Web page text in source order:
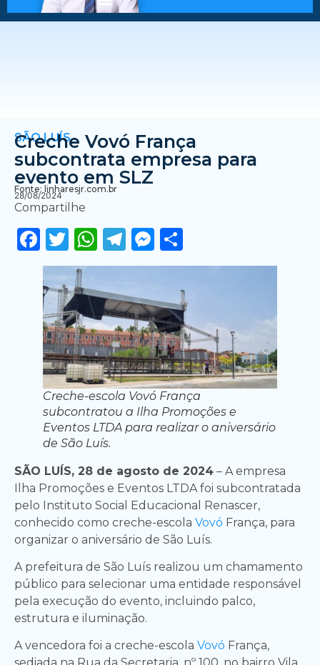
SÃO LUÍS
Creche Vovó França
subcontrata empresa para
evento em SLZ
Fonte: linharesjr.com.br
28/08/2024
Compartilhe
Facebook
Twitter
WhatsApp
Telegram
Messenger
Creche-escola Vovó França
subcontratou a Ilha Promoções e
Eventos LTDA para realizar o aniversário
de São Luís.
SÃO LUÍS, 28 de agosto de 2024 – A empresa
Ilha Promoções e Eventos LTDA foi subcontratada
pelo Instituto Social Educacional Renascer,
conhecido como creche-escola Vovó França, para
organizar o aniversário de São Luís.
A prefeitura de São Luís realizou um chamamento
público para selecionar uma entidade responsável
pela execução do evento, incluindo palco,
estrutura e iluminação.
A vencedora foi a creche-escola Vovó França,